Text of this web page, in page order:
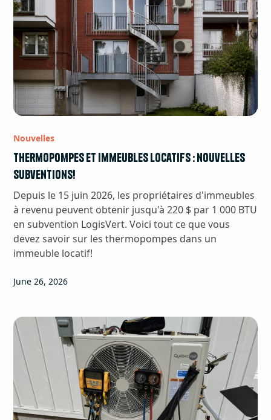
Nouvelles
Thermopompes et immeubles locatifs : nouvelles
subventions!
Depuis le 15 juin 2026, les propriétaires d'immeubles
à revenu peuvent obtenir jusqu'à 220 $ par 1 000 BTU
en subvention LogisVert. Voici tout ce que vous
devez savoir sur les thermopompes dans un
immeuble locatif!
June 26, 2026